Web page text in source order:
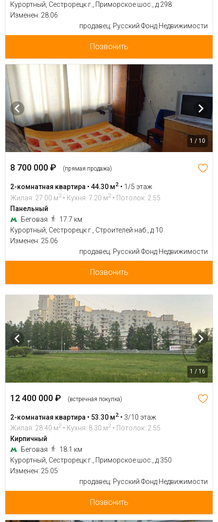
Курортный, Сестрорецк г., Приморское шос., д 298
Изменен: 28.06
продавец: Русский Фонд Недвижимости
Позвонить
1 / 10
8 700 000 ₽ (прямая продажа)
2-комнатная квартира • 44.30 м2 • 1/5 этаж
Жилая: 27.00 м2 • Кухня: 7.20 м2 • Потолок: 2.55
Панельный
Беговая
17.7 км
Курортный, Сестрорецк г., Строителей наб., д 10
Изменен: 25.06
продавец: Русский Фонд Недвижимости
Позвонить
1 / 16
12 400 000 ₽ (встречная покупка)
2-комнатная квартира • 53.30 м2 • 3/10 этаж
Жилая: 28.40 м2 • Кухня: 8.30 м2 • Потолок: 2.55
Кирпичный
Беговая
18.1 км
Курортный, Сестрорецк г., Приморское шос., д 350
Изменен: 25.05
продавец: Русский Фонд Недвижимости
Позвонить